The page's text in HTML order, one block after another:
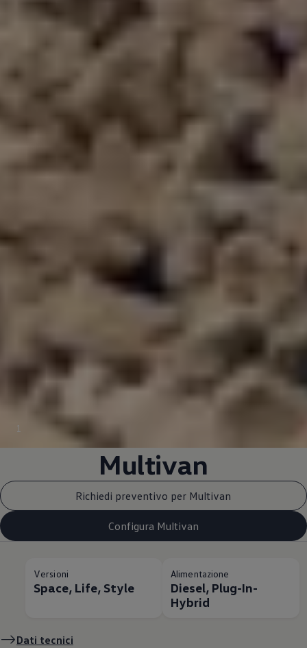
1
Multivan
Richiedi preventivo per Multivan
Configura Multivan
Versioni
Space, Life, Style
Alimentazione
Diesel, Plug-In-
Hybrid
Dati tecnici